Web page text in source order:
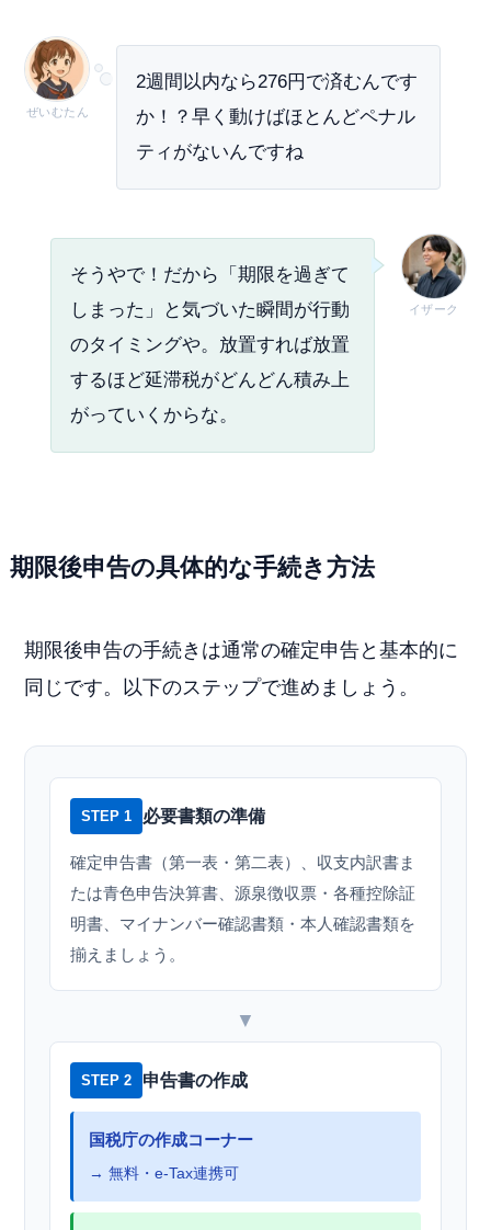
ぜいむたん
2週間以内なら276円で済むんです
か！？早く動けばほとんどペナル
ティがないんですね
イザーク
そうやで！だから「期限を過ぎて
しまった」と気づいた瞬間が行動
のタイミングや。放置すれば放置
するほど延滞税がどんどん積み上
がっていくからな。
期限後申告の具体的な手続き方法
期限後申告の手続きは通常の確定申告と基本的に
同じです。以下のステップで進めましょう。
STEP 1 必要書類の準備
確定申告書（第一表・第二表）、収支内訳書ま
たは青色申告決算書、源泉徴収票・各種控除証
明書、マイナンバー確認書類・本人確認書類を
揃えましょう。
▼
STEP 2 申告書の作成
国税庁の作成コーナー
→ 無料・e-Tax連携可